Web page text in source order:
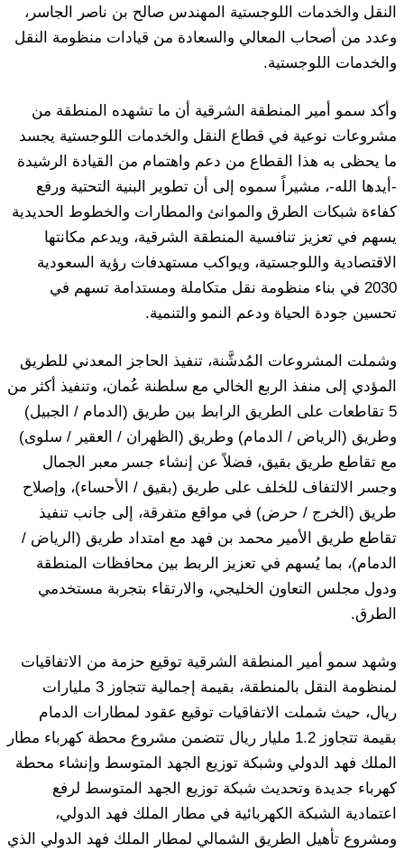
النقل والخدمات اللوجستية المهندس صالح بن ناصر الجاسر،
وعدد من أصحاب المعالي والسعادة من قيادات منظومة النقل
والخدمات اللوجستية.
وأكد سمو أمير المنطقة الشرقية أن ما تشهده المنطقة من
مشروعات نوعية في قطاع النقل والخدمات اللوجستية يجسد
ما يحظى به هذا القطاع من دعم واهتمام من القيادة الرشيدة
-أيدها الله-، مشيراً سموه إلى أن تطوير البنية التحتية ورفع
كفاءة شبكات الطرق والموانئ والمطارات والخطوط الحديدية
يسهم في تعزيز تنافسية المنطقة الشرقية، ويدعم مكانتها
الاقتصادية واللوجستية، ويواكب مستهدفات رؤية السعودية
2030 في بناء منظومة نقل متكاملة ومستدامة تسهم في
تحسين جودة الحياة ودعم النمو والتنمية.
وشملت المشروعات المُدشَّنة، تنفيذ الحاجز المعدني للطريق
المؤدي إلى منفذ الربع الخالي مع سلطنة عُمان، وتنفيذ أكثر من
5 تقاطعات على الطريق الرابط بين طريق (الدمام / الجبيل)
وطريق (الرياض / الدمام) وطريق (الظهران / العقير / سلوى)
مع تقاطع طريق بقيق، فضلاً عن إنشاء جسر معبر الجمال
وجسر الالتفاف للخلف على طريق (بقيق / الأحساء)، وإصلاح
طريق (الخرج / حرض) في مواقع متفرقة، إلى جانب تنفيذ
تقاطع طريق الأمير محمد بن فهد مع امتداد طريق (الرياض /
الدمام)، بما يُسهم في تعزيز الربط بين محافظات المنطقة
ودول مجلس التعاون الخليجي، والارتقاء بتجربة مستخدمي
الطرق.
وشهد سمو أمير المنطقة الشرقية توقيع حزمة من الاتفاقيات
لمنظومة النقل بالمنطقة، بقيمة إجمالية تتجاوز 3 مليارات
ريال، حيث شملت الاتفاقيات توقيع عقود لمطارات الدمام
بقيمة تتجاوز 1.2 مليار ريال تتضمن مشروع محطة كهرباء مطار
الملك فهد الدولي وشبكة توزيع الجهد المتوسط وإنشاء محطة
كهرباء جديدة وتحديث شبكة توزيع الجهد المتوسط لرفع
اعتمادية الشبكة الكهربائية في مطار الملك فهد الدولي،
ومشروع تأهيل الطريق الشمالي لمطار الملك فهد الدولي الذي